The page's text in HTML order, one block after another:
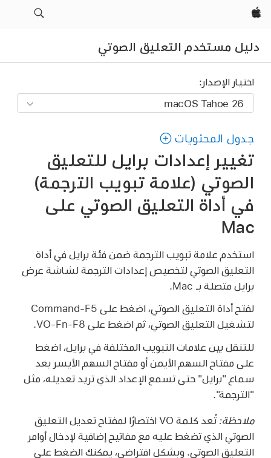
Apple‏
دليل مستخدم التعليق الصوتي
اختيار الإصدار:
جدول المحتويات
تغيير إعدادات برايل للتعليق
الصوتي (علامة تبويب الترجمة)
في أداة التعليق الصوتي على
Mac
استخدم علامة تبويب الترجمة ضمن فئة برايل في أداة
التعليق الصوتي لتخصيص إعدادات الترجمة لشاشة عرض
برايل متصلة بـ Mac.
لفتح أداة التعليق الصوتي، اضغط على Command-F5
لتشغيل التعليق الصوتي، ثم اضغط على VO-Fn-F8.
للتنقل بين علامات التبويب المختلفة في برايل، اضغط
على مفتاح السهم الأيمن أو مفتاح السهم الأيسر بعد
سماع "برايل" حتى تسمع الإعداد الذي تريد تعديله، مثل
"الترجمة".
ملاحظة:
تُعد كلمة VO اختصارًا لمفتاح تعديل التعليق
الصوتي الذي تضغط عليه مع مفاتيح إضافية لإدخال أوامر
التعليق الصوتي. وبشكل افتراضي، يمكنك الضغط على